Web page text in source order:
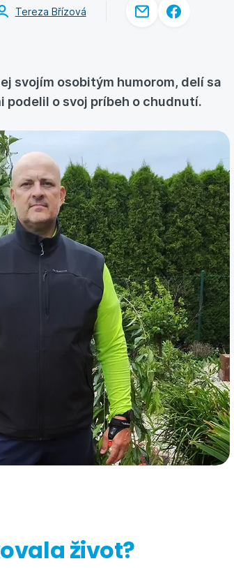
Tereza Břízová
svojím osobitým humorom, delí sa
podelil o svoj príbeh o chudnutí.
život?